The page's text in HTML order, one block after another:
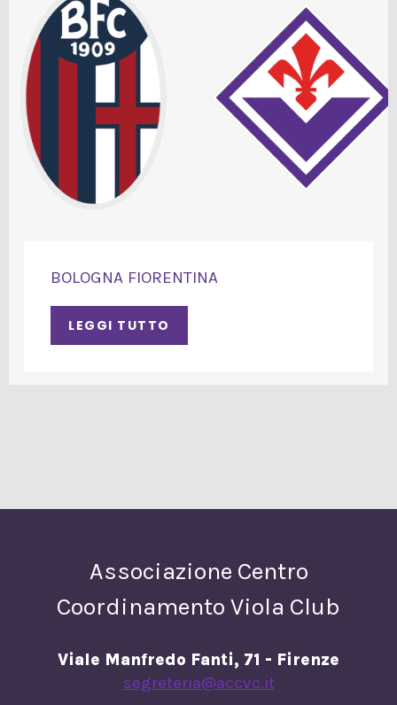
BOLOGNA FIORENTINA
LEGGI TUTTO
Associazione Centro
Coordinamento Viola Club
Viale Manfredo Fanti, 71 - Firenze
segreteria@accvc.it